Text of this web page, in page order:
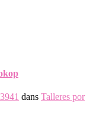
dans Talleres por